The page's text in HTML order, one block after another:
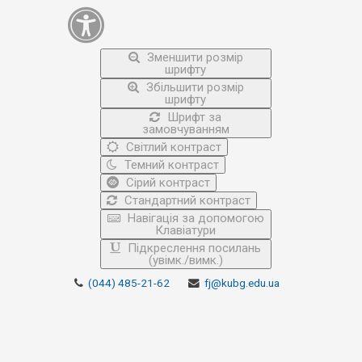
Зменшити розмір
шрифту
Збільшити розмір
шрифту
Шрифт за
замовчуванням
Світлий контраст
Темний контраст
Сірий контраст
Стандартний контраст
Навігація за допомогою
Клавіатури
Підкреслення посилань
(увімк./вимк.)
(044) 485-21-62 fj@kubg.edu.ua